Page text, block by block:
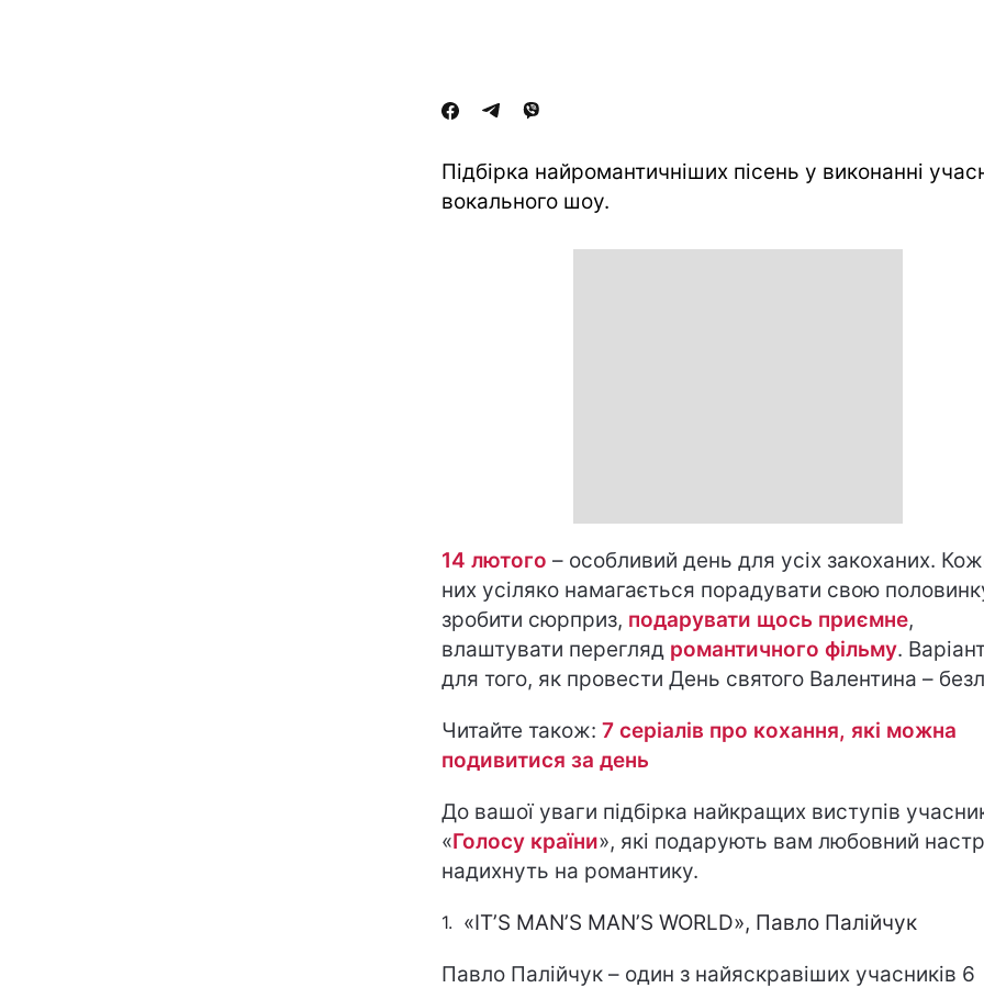
Підбірка найромантичніших пісень у виконанні
вокального шоу.
14 лютого – особливий день для усіх закоханих.
них усіляко намагається порадувати свою
зробити сюрприз, подарувати щось приємне,
влаштувати перегляд романтичного фільму.
для того, як провести День святого Валентина –
Читайте також: 7 серіалів про кохання, які можна
подивитися за день
До вашої уваги підбірка найкращих виступів
«Голосу країни», які подарують вам любовний
надихнуть на романтику.
«IT’S MAN’S MAN’S WORLD», Павло Палійчук
Павло Палійчук – один з найяскравіших учасників 6